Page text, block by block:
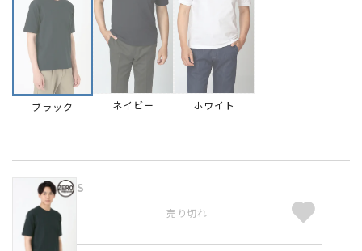
ブラック ネイビー ホワイト
S
売り切れ